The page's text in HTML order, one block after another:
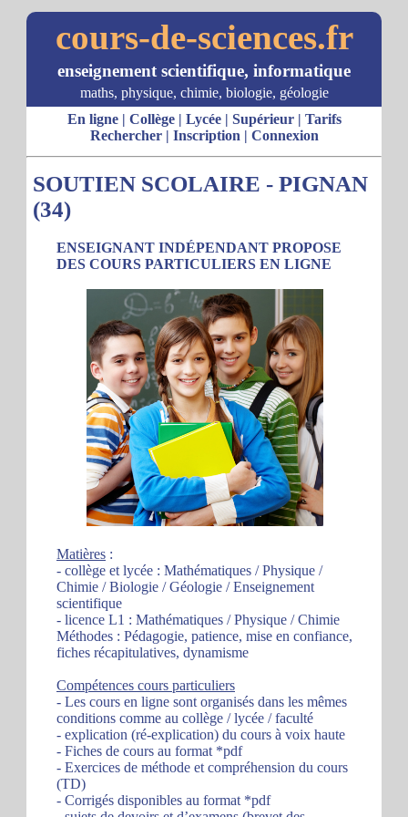
cours-de-sciences.fr
enseignement scientifique, informatique
maths, physique, chimie, biologie, géologie
En ligne| Collège| Lycée| Supérieur| Tarifs
Rechercher| Inscription | Connexion
SOUTIEN SCOLAIRE - PIGNAN
(34)
ENSEIGNANT INDÉPENDANT PROPOSE
DES COURS PARTICULIERS EN LIGNE
Matières :
- collège et lycée : Mathématiques / Physique /
Chimie / Biologie / Géologie / Enseignement
scientifique
- licence L1 : Mathématiques / Physique / Chimie
Méthodes : Pédagogie, patience, mise en confiance,
fiches récapitulatives, dynamisme
Compétences cours particuliers
- Les cours en ligne sont organisés dans les mêmes
conditions comme au collège / lycée / faculté
- explication (ré-explication) du cours à voix haute
- Fiches de cours au format *pdf
- Exercices de méthode et compréhension du cours
(TD)
- Corrigés disponibles au format *pdf